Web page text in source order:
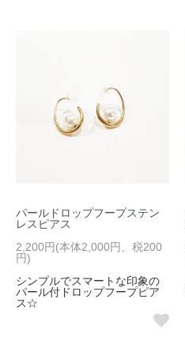
パールドロップフープステン
レスピアス
2,200円(本体2,000円、税200
円)
シンプルでスマートな印象の
パール付ドロップフープピア
ス☆